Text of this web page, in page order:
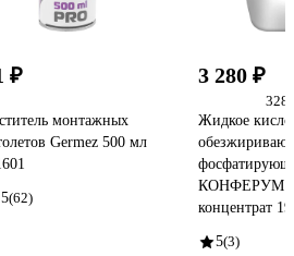
₽
монтажных
Germez 500 мл
(62)
3 280 ₽
328
Жидкое
КОНФЕРУМ
концентрат
5(3)